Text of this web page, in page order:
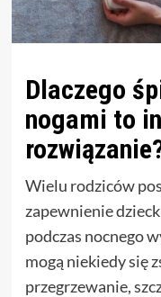
Dlaczego
nogami to
Wielu rodziców
zapewnienie
podczas nocnego
mogą niekiedy się
przegrzewanie,